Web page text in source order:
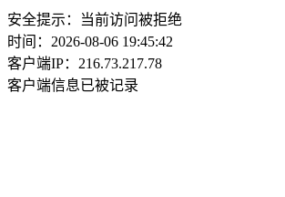
安全提示：当前访问被拒绝
时间：2026-08-06 19:45:42
客户端IP：216.73.217.78
客户端信息已被记录